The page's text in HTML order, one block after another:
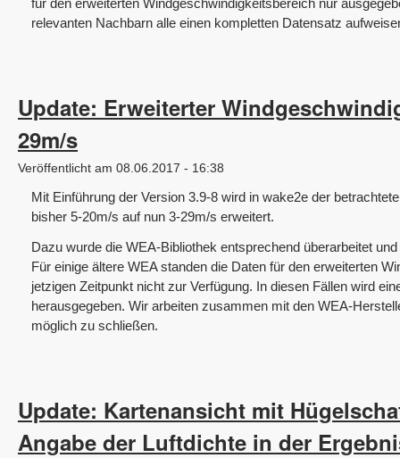
relevanten Nachbarn alle einen kompletten Datensatz
Update: Erweiterter
29m/s
Veröffentlicht am 08.06.2017 - 16:38
Mit Einführung der Version 3.9-8 wird in wake2e der
bisher 5-20m/s auf nun 3-29m/s erweitert.
Dazu wurde die WEA-Bibliothek entsprechend überarbeitet
Für einige ältere WEA standen die Daten für den erweiterten
jetzigen Zeitpunkt nicht zur Verfügung. In diesen Fällen wird
herausgegeben. Wir arbeiten zusammen mit den WEA-
möglich zu schließen.
Update: Kartenansicht mit
Angabe der Luftdichte in der